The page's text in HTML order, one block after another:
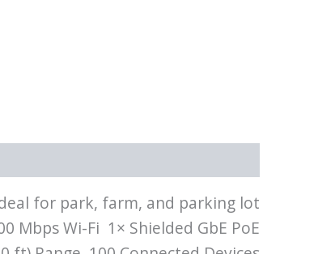
for park, farm, and parking lot
Mbps Wi-Fi 1× Shielded GbE PoE